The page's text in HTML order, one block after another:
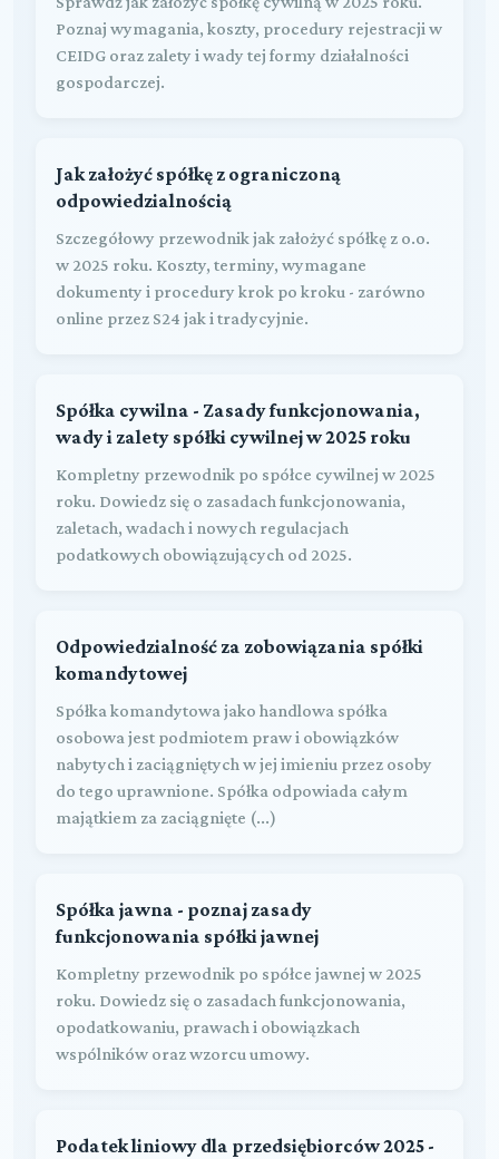
Poznaj wymagania, koszty, procedury rejestracji w
CEIDG oraz zalety i wady tej formy działalności
gospodarczej.
Jak założyć spółkę z ograniczoną
odpowiedzialnością
Szczegółowy przewodnik jak założyć spółkę z o.o.
w 2025 roku. Koszty, terminy, wymagane
dokumenty i procedury krok po kroku - zarówno
online przez S24 jak i tradycyjnie.
Spółka cywilna - Zasady funkcjonowania,
wady i zalety spółki cywilnej w 2025 roku
Kompletny przewodnik po spółce cywilnej w 2025
roku. Dowiedz się o zasadach funkcjonowania,
zaletach, wadach i nowych regulacjach
podatkowych obowiązujących od 2025.
Odpowiedzialność za zobowiązania spółki
komandytowej
Spółka komandytowa jako handlowa spółka
osobowa jest podmiotem praw i obowiązków
nabytych i zaciągniętych w jej imieniu przez osoby
do tego uprawnione. Spółka odpowiada całym
majątkiem za zaciągnięte (...)
Spółka jawna - poznaj zasady
funkcjonowania spółki jawnej
Kompletny przewodnik po spółce jawnej w 2025
roku. Dowiedz się o zasadach funkcjonowania,
opodatkowaniu, prawach i obowiązkach
wspólników oraz wzorcu umowy.
Podatek liniowy dla przedsiębiorców 2025 -